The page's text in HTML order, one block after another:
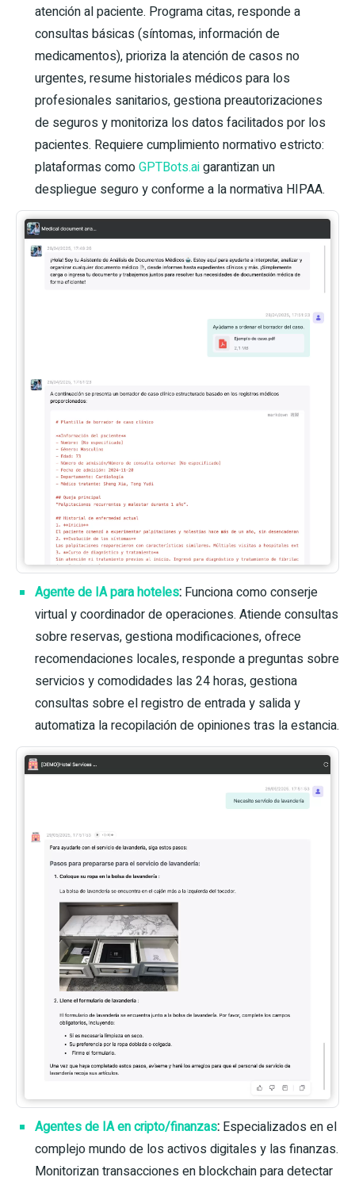
atención al paciente. Programa citas, responde a
consultas básicas (síntomas, información de
medicamentos), prioriza la atención de casos no
urgentes, resume historiales médicos para los
profesionales sanitarios, gestiona preautorizaciones
de seguros y monitoriza los datos facilitados por los
pacientes. Requiere cumplimiento normativo estricto:
plataformas comoGPTBots.aigarantizan un
despliegue seguro y conforme a la normativa HIPAA.
Agente de IA para hoteles: Funciona como conserje
virtual y coordinador de operaciones. Atiende consultas
sobre reservas, gestiona modificaciones, ofrece
recomendaciones locales, responde a preguntas sobre
servicios y comodidades las 24 horas, gestiona
consultas sobre el registro de entrada y salida y
automatiza la recopilación de opiniones tras la estancia.
Agentes de IA en cripto/finanzas: Especializados en el
complejo mundo de los activos digitales y las finanzas.
Monitorizan transacciones en blockchain para detectar